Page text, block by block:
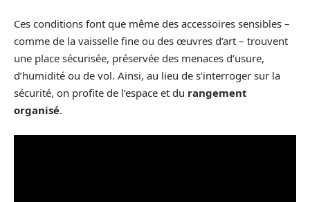
Ces conditions font que même des accessoires sensibles –
comme de la vaisselle fine ou des œuvres d’art – trouvent
une place sécurisée, préservée des menaces d’usure,
d’humidité ou de vol. Ainsi, au lieu de s’interroger sur la
sécurité, on profite de l’espace et du rangement
organisé.